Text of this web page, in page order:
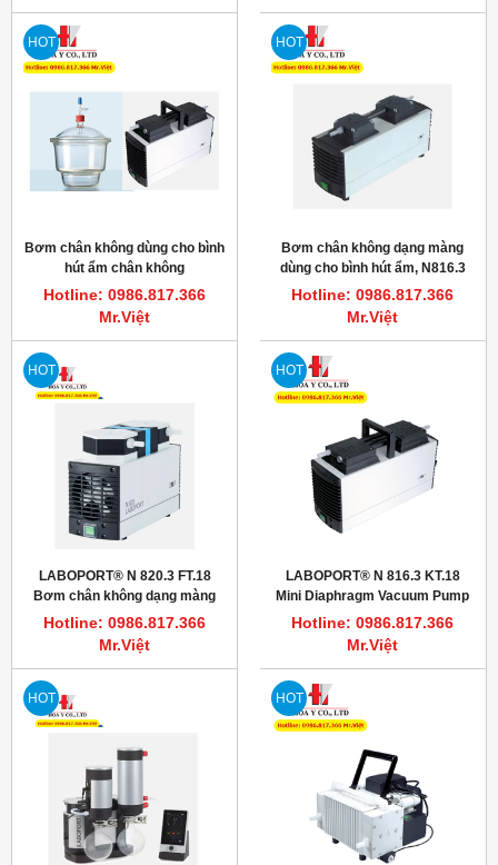
HOT
Bơm chân không dùng cho bình
hút ẩm chân không
LABOPORT® N 938.50 KT.18
Hotline: 0986.817.366
Mr.Việt
HOT
Bơm chân không dạng màng
dùng cho bình hút ẩm, N816.3
KT.18 20mbar
Hotline: 0986.817.366
Mr.Việt
HOT
LABOPORT® N 820.3 FT.18
Bơm chân không dạng màng
chống hóa chất, 20L/phút, 8
mbar (abs.)
Hotline: 0986.817.366
Mr.Việt
HOT
LABOPORT® N 816.3 KT.18
Mini Diaphragm Vacuum Pump
(Bơm hút chân không)
Hotline: 0986.817.366
Mr.Việt
HOT HOT